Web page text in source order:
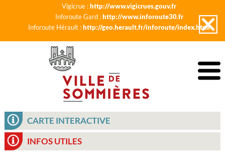
Vigicrue :http://www.vigicrues.gouv.fr
Inforoute Gard :http://www.inforoute30.fr
Inforoute Hérault :http://geo.herault.fr/inforoute/index.html
CARTE INTERACTIVE
INFOS UTILES